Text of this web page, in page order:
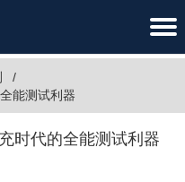
能测试利器
时代的全能测试利器